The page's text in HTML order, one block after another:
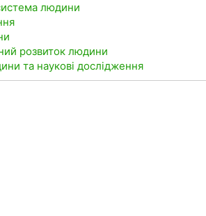
людини
розвиток людини
та наукові дослідження